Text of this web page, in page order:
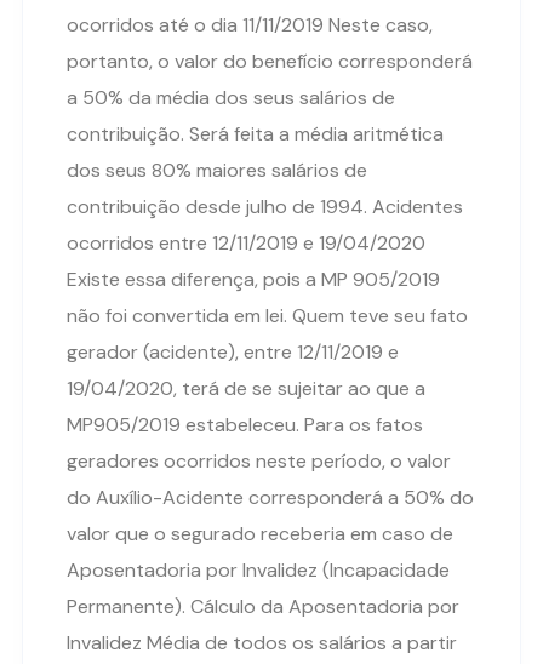
ocorridos até o dia 11/11/2019 Neste caso,
portanto, o valor do benefício corresponderá
a 50% da média dos seus salários de
contribuição. Será feita a média aritmética
dos seus 80% maiores salários de
contribuição desde julho de 1994. Acidentes
ocorridos entre 12/11/2019 e 19/04/2020
Existe essa diferença, pois a MP 905/2019
não foi convertida em lei. Quem teve seu fato
gerador (acidente), entre 12/11/2019 e
19/04/2020, terá de se sujeitar ao que a
MP905/2019 estabeleceu. Para os fatos
geradores ocorridos neste período, o valor
do Auxílio-Acidente corresponderá a 50% do
valor que o segurado receberia em caso de
Aposentadoria por Invalidez (Incapacidade
Permanente). Cálculo da Aposentadoria por
Invalidez Média de todos os salários a partir